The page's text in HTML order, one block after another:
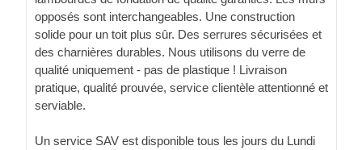
opposés sont interchangeables. Une construction
solide pour un toit plus sûr. Des serrures sécurisées et
des charnières durables. Nous utilisons du verre de
qualité uniquement - pas de plastique ! Livraison
pratique, qualité prouvée, service clientèle attentionné et
serviable.
Un service SAV est disponible tous les jours du Lundi